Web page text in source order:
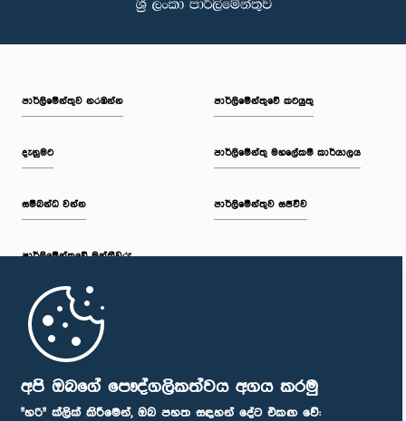
අපි ඔබගේ පෞද්ගලිකත්වය අගය කරමු
"හරි" ක්ලික් කිරීමෙන්, ඔබ පහත සඳහන් දේට එකඟ වේ:
පාර්ලි‌මේන්තුව නරඹන්න
දැනුමට
සම්බන්ධ වන්න
පාර්ලි‌මේන්තුවේ මන්ත්‍රීවරු
මුල් පිටුව
පාර්ලිමේන්තුවේ කටයුතු
පාර්ලිමේන්තු මහලේකම් කාර්යාලය
පාර්ලිමේන්තුව සජීවීව
පාර්ලිමේන්තු ජංගම යෙදුම